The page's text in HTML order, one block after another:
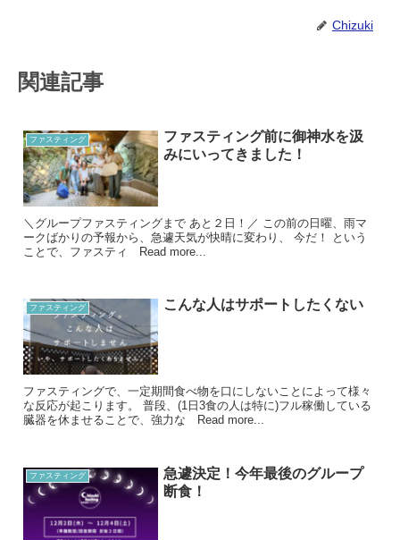
Chizuki
関連記事
ファスティング
ファスティング前に御神水を汲
みにいってきました！
＼グループファスティングまで あと２日！／ この前の日曜、雨マ
ークばかりの予報から、急遽天気が快晴に変わり、 今だ！ という
ことで、ファスティ Read more...
ファスティング こんな人はサポートしたくない
ファスティングで、一定期間食べ物を口にしないことによって様々
な反応が起こります。 普段、(1日3食の人は特に)フル稼働している
臓器を休ませることで、強力な Read more...
ファスティング
急遽決定！今年最後のグループ
断食！